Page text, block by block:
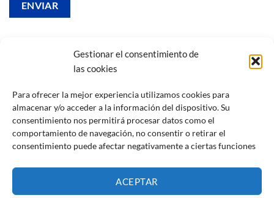
Gestionar el consentimiento de
las cookies
Para ofrecer la mejor experiencia utilizamos cookies para
almacenar y/o acceder a la información del dispositivo. Su
consentimiento nos permitirá procesar datos como el
comportamiento de navegación, no consentir o retirar el
consentimiento puede afectar negativamente a ciertas funciones
ACEPTAR
PROCURADORES BIZKAIA
Accede al listado de Procuradores Colegiados de Bizkaia